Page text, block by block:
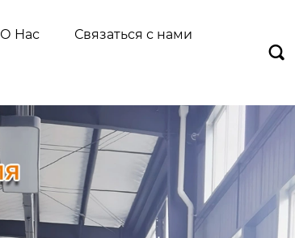
О Нас Связаться с нами
